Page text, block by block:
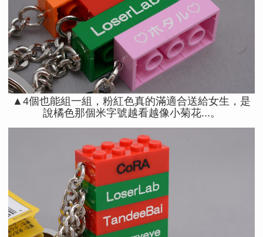
▲4個也能組一組，粉紅色真的滿適合送給女生，是
說橘色那個米字號越看越像小菊花...。